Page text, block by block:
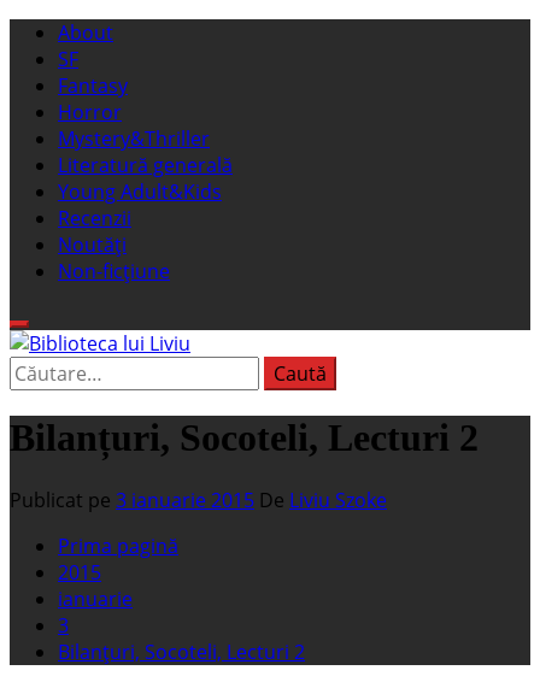
Sari
conținut
Meniu
principal
About
SF
Fantasy
Horror
Mystery&Thriller
Literatură generală
Young Adult&Kids
Recenzii
Noutăți
Non-ficțiune
Biblioteca lui Liviu
Fostul blog FanSF
Caută
după:
Bilanțuri, Socoteli, Lecturi 2
Publicat pe 3 ianuarie 2015 De Liviu Szoke
Prima pagină
2015
ianuarie
3
Bilanțuri, Socoteli, Lecturi 2